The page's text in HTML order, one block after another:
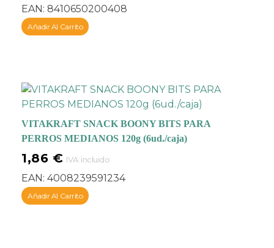
EAN: 8410650200408
Añadir Al Carrito
VITAKRAFT SNACK BOONY BITS PARA
PERROS MEDIANOS 120g (6ud./caja)
1,86 € IVA incluido
EAN: 4008239591234
Añadir Al Carrito